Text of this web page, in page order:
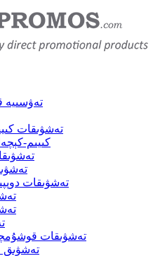
تەۋسىيە
تەشۋىقات
كىيىم-
تەشۋىقات
تەشۋىقات
تەشۋىق